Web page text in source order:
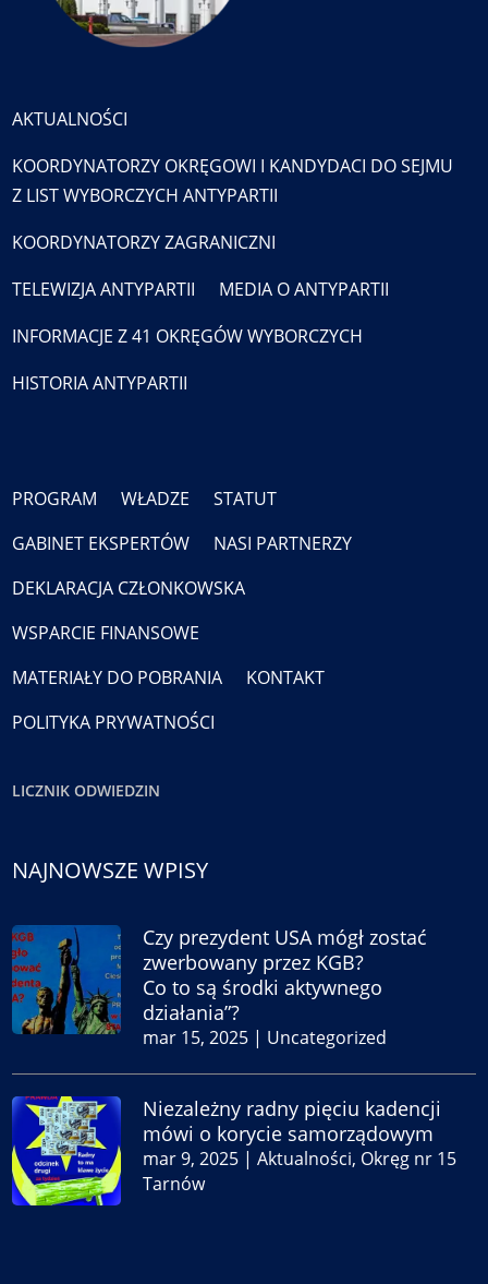
AKTUALNOŚCI
KOORDYNATORZY OKRĘGOWI I KANDYDACI DO SEJMU
Z LIST WYBORCZYCH ANTYPARTII
KOORDYNATORZY ZAGRANICZNI
TELEWIZJA ANTYPARTII
MEDIA O ANTYPARTII
INFORMACJE Z 41 OKRĘGÓW WYBORCZYCH
HISTORIA ANTYPARTII
PROGRAM WŁADZE
STATUT
GABINET EKSPERTÓW
NASI PARTNERZY
DEKLARACJA CZŁONKOWSKA
WSPARCIE FINANSOWE
MATERIAŁY DO POBRANIA
KONTAKT
POLITYKA PRYWATNOŚCI
LICZNIK ODWIEDZIN
NAJNOWSZE WPISY
Czy prezydent USA mógł zostać
zwerbowany przez KGB?
Co to są środki aktywnego
działania”?
mar 15, 2025 | Uncategorized
Niezależny radny pięciu kadencji
mówi o korycie samorządowym
mar 9, 2025 |Aktualności, Okręg nr 15
Tarnów